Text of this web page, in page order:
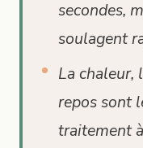
secondes,
soulagent
La chaleur,
repos sont
traitement